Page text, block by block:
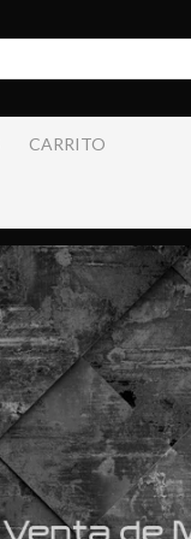
CARRITO